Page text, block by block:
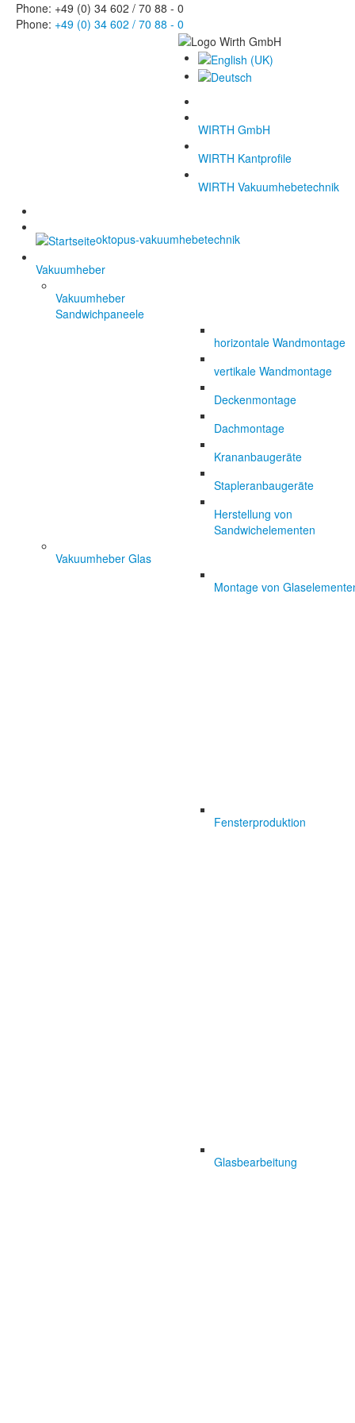
Phone: +49 (0) 34 602 / 70 88 - 0
Phone: +49 (0) 34 602 / 70 88 - 0
WIRTH GmbH
WIRTH Kantprofile
WIRTH Vakuumhebetechnik
oktopus-vakuumhebetechnik
Vakuumheber
Vakuumheber
Sandwichpaneele
horizontale Wandmontage
vertikale Wandmontage
Deckenmontage
Dachmontage
Krananbaugeräte
Stapleranbaugeräte
Herstellung von
Sandwichelementen
Vakuumheber Glas
Montage von
Fensterproduktion
Glasbearbeitung